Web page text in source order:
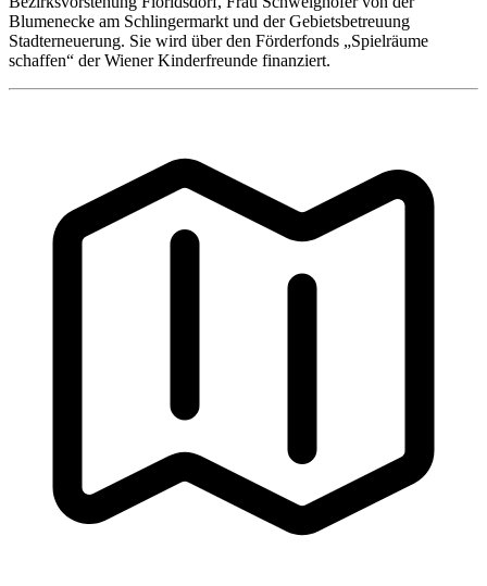
Blumenecke am Schlingermarkt und der Gebietsbetreuung
Stadterneuerung. Sie wird über den Förderfonds „Spielräume
schaffen“ der Wiener Kinderfreunde finanziert.